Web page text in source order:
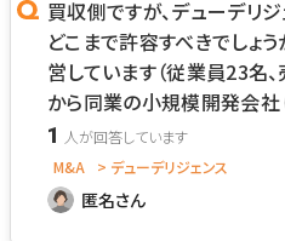
買収側ですが、デューデリ
どこまで許容すべきでしょ
営しています（従業員23名
から同業の小規模開発会社
1
M&A > デューデリジェンス
匿名さん